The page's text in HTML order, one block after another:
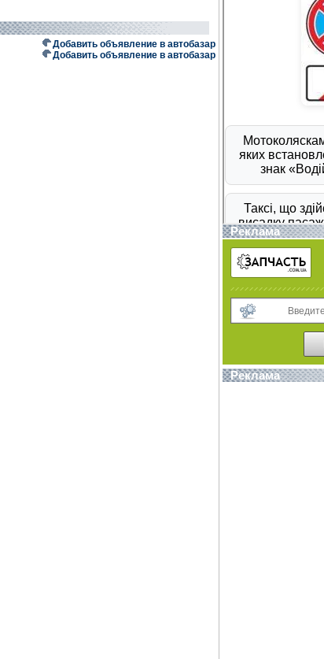
Добавить объявление в автобазар
Добавить объявление в автобазар
Реклама
Реклама